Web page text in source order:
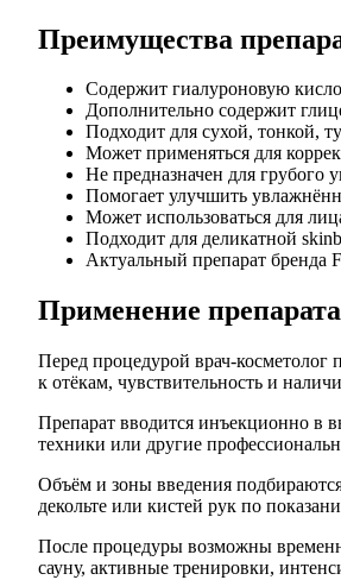
Преимущества
Содержит гиалуроновую
Дополнительно содержит
Подходит для сухой, тонкой,
Может применяться для
Не предназначен для грубого
Помогает улучшить
Может использоваться для
Подходит для деликатной
Актуальный препарат бренда
Применение
Перед процедурой врач-косметолог
к отёкам, чувствительность и
Препарат вводится инъекционно в
техники или другие
Объём и зоны введения
декольте или кистей рук по
После процедуры возможны
сауну, активные тренировки,